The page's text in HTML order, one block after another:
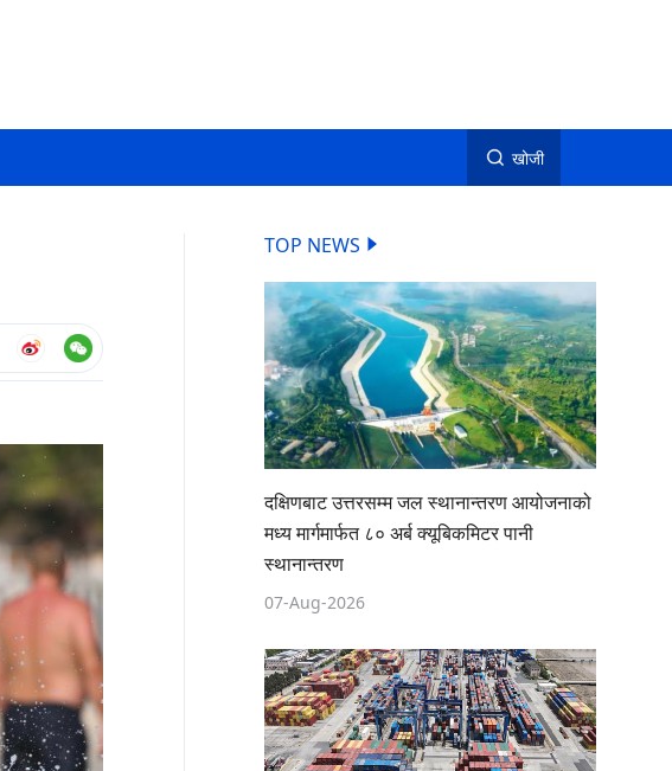
खोजी
TOP NEWS
दक्षिणबाट उत्तरसम्म जल स्थानान्तरण आयोजनाको
मध्य मार्गमार्फत ८० अर्ब क्यूबिकमिटर पानी
स्थानान्तरण
07-Aug-2026